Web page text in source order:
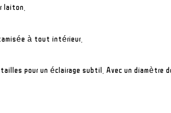
laiton.
à tout intérieur.
pour un éclairage subtil. Avec un diamètre